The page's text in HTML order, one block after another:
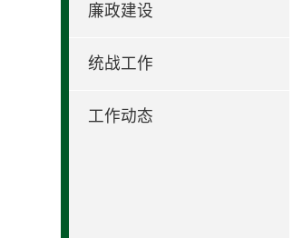
廉政建设
统战工作
工作动态